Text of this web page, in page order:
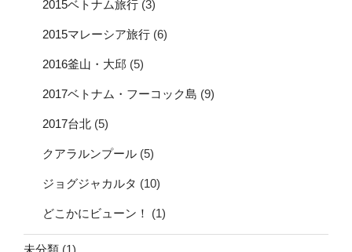
2015ベトナム旅行 (3)
2015マレーシア旅行 (6)
2016釜山・大邱 (5)
2017ベトナム・フーコック島 (9)
2017台北 (5)
クアラルンプール (5)
ジョグジャカルタ (10)
どこかにビューン！ (1)